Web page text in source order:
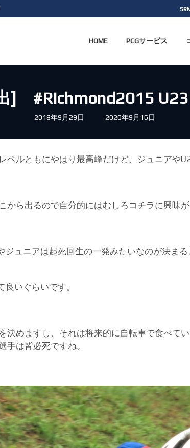
HOME PCGサービス
] #Richmond2015
2018年9月29日
最
新
:
2020年9月16日
ルともにやはり最高峰だけど、ジュニアや
ら出るので自分的にはむしろコチラに興味が
ュニアは起死回生の一発みたいなのが決ま
いぐらいです。
決めますし、それは将来的に自転車で食べて
手は皆必死ですね。